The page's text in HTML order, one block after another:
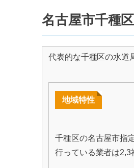
名古屋市千種
代表的な千種区の水道
地域特性
千種区の名古屋市指
行っている業者は2,3